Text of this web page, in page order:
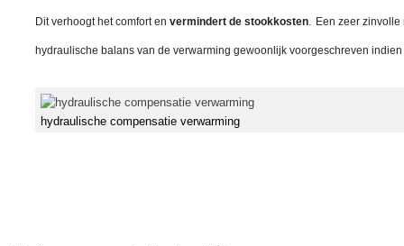
Dit verhoogt het comfort envermindert de stookkosten. Een zeer
hydraulische balans van de verwarming gewoonlijk voorgeschreven
hydraulische compensatie verwarming